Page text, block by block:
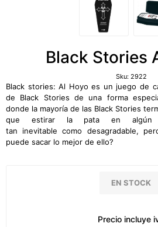
Black Stories
Sku: 2922
Black stories: Al Hoyo es un juego de
de Black Stories de una forma
donde la mayoría de las Black Stories
que estirar la pata en algún
tan inevitable como desagradable,
puede sacar lo mejor de ello?
EN STOCK
Precio incluye